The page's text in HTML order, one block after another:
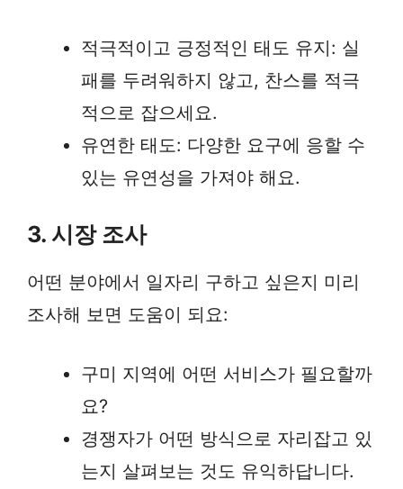
적극적이고 긍정적인 태도 유지: 실
패를 두려워하지 않고, 찬스를 적극
적으로 잡으세요.
유연한 태도: 다양한 요구에 응할 수
있는 유연성을 가져야 해요.
3. 시장 조사
어떤 분야에서 일자리 구하고 싶은지 미리
조사해 보면 도움이 되요:
구미 지역에 어떤 서비스가 필요할까
요?
경쟁자가 어떤 방식으로 자리잡고 있
는지 살펴보는 것도 유익하답니다.